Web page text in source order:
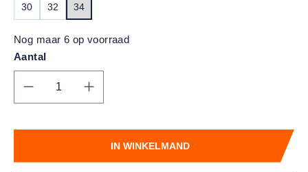
30 32 34
Nog maar 6 op voorraad
Aantal
Producthoeveelheid: Voer de gewenste
IN WINKELMAND